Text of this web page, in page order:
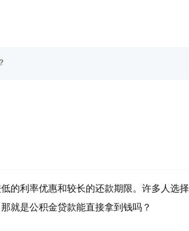
的利率优惠和较长的还款期限。许多人选
就是公积金贷款能直接拿到钱吗？